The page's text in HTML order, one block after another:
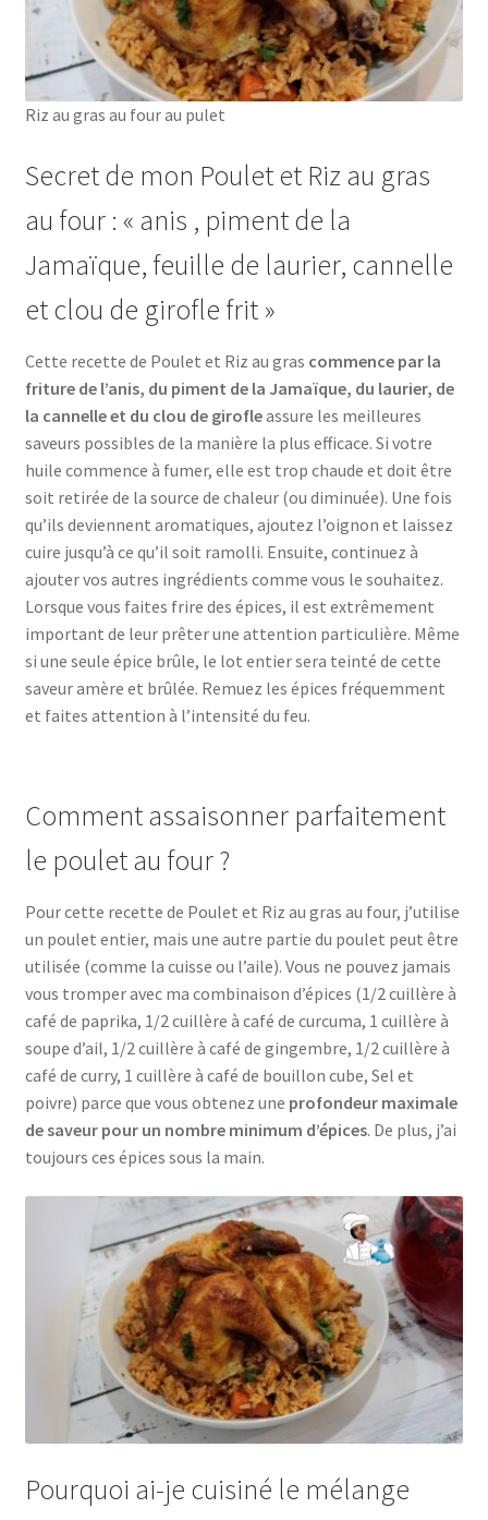
Riz au gras au four au pulet
Secret de mon Poulet et Riz au gras
au four : « anis , piment de la
Jamaïque, feuille de laurier, cannelle
et clou de girofle frit »
Cette recette de Poulet et Riz au gras commence par la
friture de l’anis, du piment de la Jamaïque, du laurier, de
la cannelle et du clou de girofleassure les meilleures
saveurs possibles de la manière la plus efficace. Si votre
huile commence à fumer, elle est trop chaude et doit être
soit retirée de la source de chaleur (ou diminuée). Une fois
qu’ils deviennent aromatiques, ajoutez l’oignon et laissez
cuire jusqu’à ce qu’il soit ramolli. Ensuite, continuez à
ajouter vos autres ingrédients comme vous le souhaitez.
Lorsque vous faites frire des épices, il est extrêmement
important de leur prêter une attention particulière. Même
si une seule épice brûle, le lot entier sera teinté de cette
saveur amère et brûlée. Remuez les épices fréquemment
et faites attention à l’intensité du feu.
Comment assaisonner parfaitement
le poulet au four ?
Pour cette recette de Poulet et Riz au gras au four, j’utilise
un poulet entier, mais une autre partie du poulet peut être
utilisée (comme la cuisse ou l’aile). Vous ne pouvez jamais
vous tromper avec ma combinaison d’épices (1/2 cuillère à
café de paprika, 1/2 cuillère à café de curcuma, 1 cuillère à
soupe d’ail, 1/2 cuillère à café de gingembre, 1/2 cuillère à
café de curry, 1 cuillère à café de bouillon cube, Sel et
poivre) parce que vous obtenez une profondeur maximale
de saveur pour un nombre minimum d’épices. De plus, j’ai
toujours ces épices sous la main.
Pourquoi ai-je cuisiné le mélange